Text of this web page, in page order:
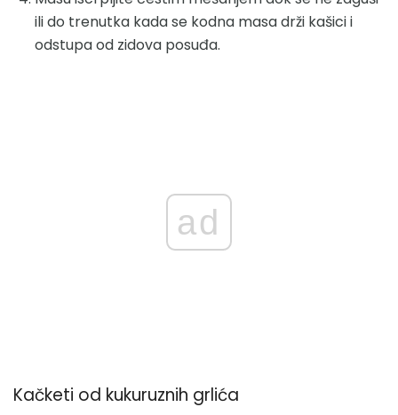
ili do trenutka kada se kodna masa drži kašici i
odstupa od zidova posuđa.
ad
Kačketi od kukuruznih grlića